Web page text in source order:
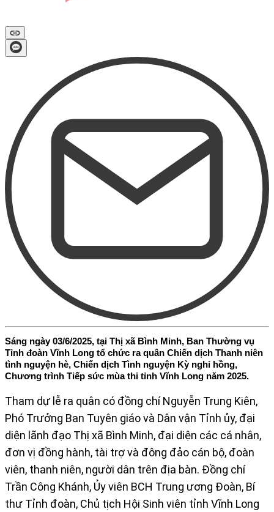
Sáng ngày 03/6/2025, tại Thị xã Bình Minh, Ban Thường vụ
Tỉnh đoàn Vĩnh Long tổ chức ra quân Chiến dịch Thanh niên
tình nguyện hè, Chiến dịch Tình nguyện Kỳ nghỉ hồng,
Chương trình Tiếp sức mùa thi tỉnh Vĩnh Long năm 2025.
Tham dự lễ ra quân có đồng chí Nguyễn Trung Kiên,
Phó Trưởng Ban Tuyên giáo và Dân vận Tỉnh ủy, đại
diện lãnh đạo Thị xã Bình Minh, đại diện các cá nhân,
đơn vị đồng hành, tài trợ và đông đảo cán bộ, đoàn
viên, thanh niên, người dân trên địa bàn. Đồng chí
Trần Công Khánh, Ủy viên BCH Trung ương Đoàn, Bí
thư Tỉnh đoàn, Chủ tịch Hội Sinh viên tỉnh Vĩnh Long